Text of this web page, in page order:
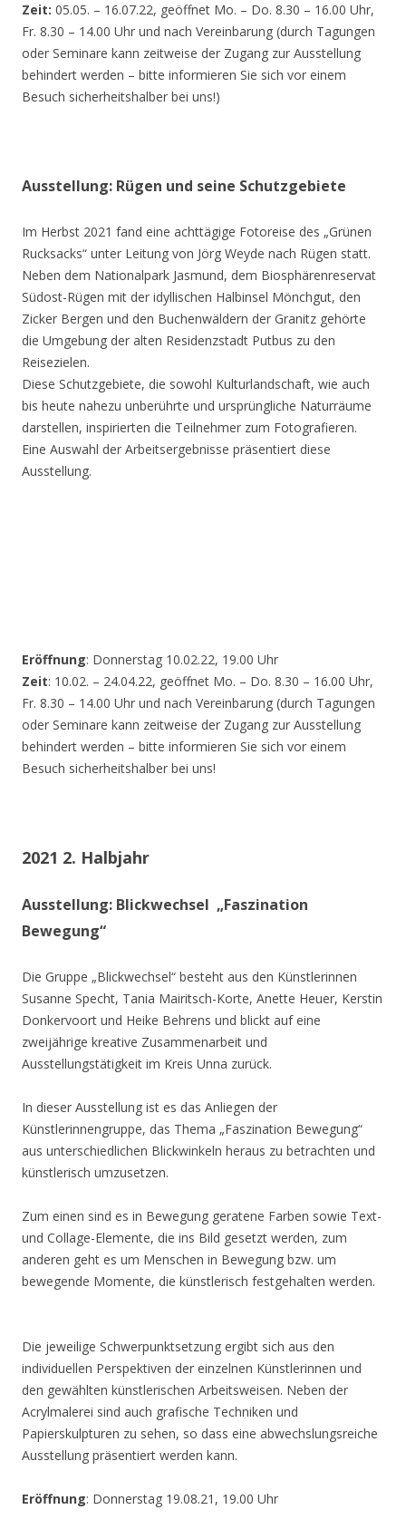
Zeit: 05.05. – 16.07.22, geöffnet Mo. – Do. 8.30 – 16.00 Uhr,
Fr. 8.30 – 14.00 Uhr und nach Vereinbarung (durch Tagungen
oder Seminare kann zeitweise der Zugang zur Ausstellung
behindert werden – bitte informieren Sie sich vor einem
Besuch sicherheitshalber bei uns!)
Ausstellung: Rügen und seine Schutzgebiete
Im Herbst 2021 fand eine achttägige Fotoreise des „Grünen
Rucksacks“ unter Leitung von Jörg Weyde nach Rügen statt.
Neben dem Nationalpark Jasmund, dem Biosphärenreservat
Südost-Rügen mit der idyllischen Halbinsel Mönchgut, den
Zicker Bergen und den Buchenwäldern der Granitz gehörte
die Umgebung der alten Residenzstadt Putbus zu den
Reisezielen.
Diese Schutzgebiete, die sowohl Kulturlandschaft, wie auch
bis heute nahezu unberührte und ursprüngliche Naturräume
darstellen, inspirierten die Teilnehmer zum Fotografieren.
Eine Auswahl der Arbeitsergebnisse präsentiert diese
Ausstellung.
Eröffnung: Donnerstag 10.02.22, 19.00 Uhr
Zeit: 10.02. – 24.04.22, geöffnet Mo. – Do. 8.30 – 16.00 Uhr,
Fr. 8.30 – 14.00 Uhr und nach Vereinbarung (durch Tagungen
oder Seminare kann zeitweise der Zugang zur Ausstellung
behindert werden – bitte informieren Sie sich vor einem
Besuch sicherheitshalber bei uns!
2021 2. Halbjahr
Ausstellung: Blickwechsel „Faszination
Bewegung“
Die Gruppe „Blickwechsel“ besteht aus den Künstlerinnen
Susanne Specht, Tania Mairitsch-Korte, Anette Heuer, Kerstin
Donkervoort und Heike Behrens und blickt auf eine
zweijährige kreative Zusammenarbeit und
Ausstellungstätigkeit im Kreis Unna zurück.
In dieser Ausstellung ist es das Anliegen der
Künstlerinnengruppe, das Thema „Faszination Bewegung“
aus unterschiedlichen Blickwinkeln heraus zu betrachten und
künstlerisch umzusetzen.
Zum einen sind es in Bewegung geratene Farben sowie Text-
und Collage-Elemente, die ins Bild gesetzt werden, zum
anderen geht es um Menschen in Bewegung bzw. um
bewegende Momente, die künstlerisch festgehalten werden.
Die jeweilige Schwerpunktsetzung ergibt sich aus den
individuellen Perspektiven der einzelnen Künstlerinnen und
den gewählten künstlerischen Arbeitsweisen. Neben der
Acrylmalerei sind auch grafische Techniken und
Papierskulpturen zu sehen, so dass eine abwechslungsreiche
Ausstellung präsentiert werden kann.
Eröffnung: Donnerstag 19.08.21, 19.00 Uhr